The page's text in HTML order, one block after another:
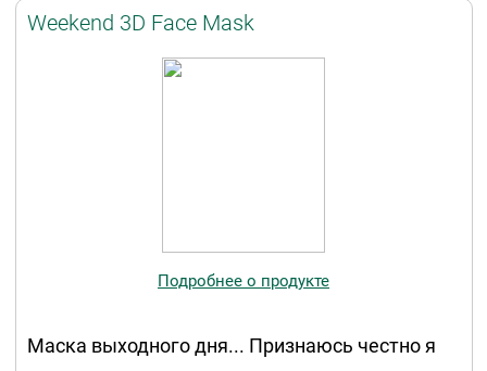
Weekend 3D Face Mask
Подробнее о продукте
Маска выходного дня... Признаюсь честно я